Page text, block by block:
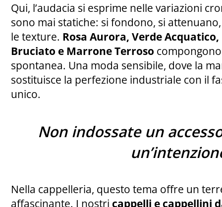
Qui, l’audacia si esprime nelle variazioni
sono mai statiche: si fondono, si
le texture. Rosa Aurora, Verde
Bruciato e Marrone Terroso
spontanea. Una moda sensibile, dove la
sostituisce la perfezione industriale con il
unico.
Non indossate un
Nella cappelleria, questo tema offre un
affascinante. I nostri cappelli e cappellini